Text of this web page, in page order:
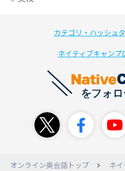
カテゴリ・ハッシュ
ネイティブキャン
オンライン英会話トップ
ネ